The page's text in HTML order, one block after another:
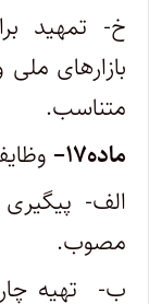
خ- تمهید
بازارهای
متناسب.
ماده۱۷–
الف- پیگیری
مصوب.
ب- تهیه